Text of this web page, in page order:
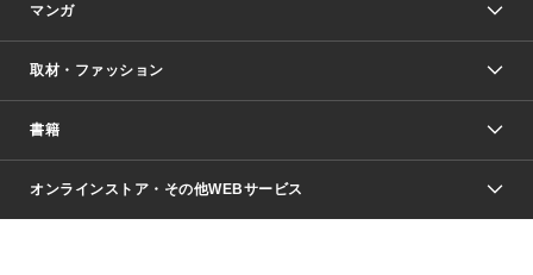
マンガ
少年マンガ
Vジャンプ
週刊ヤングジャンプ
少女マンガ
取材・ファッション
Seventeen
芸能・情報・スポーツ
書籍
文芸・文庫・総合
オンラインストア・その他WEBサービス